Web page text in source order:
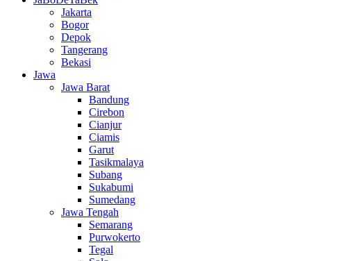
Jakarta
Bogor
Depok
Tangerang
Bekasi
Jawa
Jawa Barat
Bandung
Cirebon
Cianjur
Ciamis
Garut
Tasikmalaya
Subang
Sukabumi
Sumedang
Jawa Tengah
Semarang
Purwokerto
Tegal